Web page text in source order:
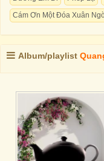
Cám Ơn Một Đóa Xuân
Album/playlist